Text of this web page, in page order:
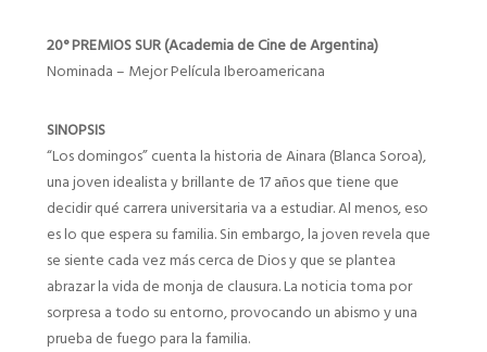
20° PREMIOS SUR (Academia de Cine de Argentina)
Nominada – Mejor Película Iberoamericana
SINOPSIS
“Los domingos” cuenta la historia de Ainara (Blanca Soroa),
una joven idealista y brillante de 17 años que tiene que
decidir qué carrera universitaria va a estudiar. Al menos, eso
es lo que espera su familia. Sin embargo, la joven revela que
se siente cada vez más cerca de Dios y que se plantea
abrazar la vida de monja de clausura. La noticia toma por
sorpresa a todo su entorno, provocando un abismo y una
prueba de fuego para la familia.